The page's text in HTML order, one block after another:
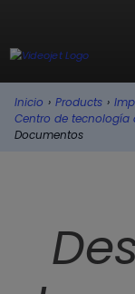
Inicio › Products ›
Centro de tecnología
Documentos